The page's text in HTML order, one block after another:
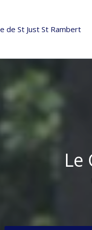
de St Just St Rambert
Le